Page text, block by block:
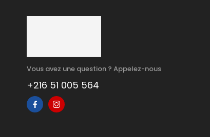
Vous avez une question ? Appelez-nous
+216 51 005 564